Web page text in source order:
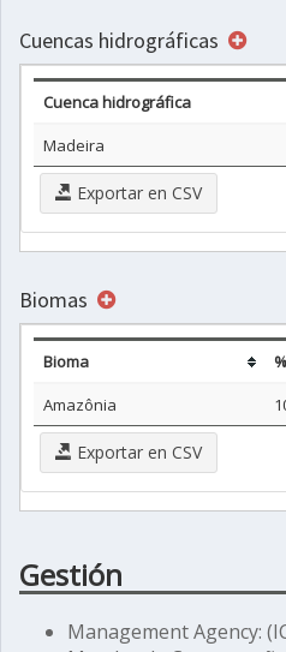
Cuencas hidrográficas
Cuenca hidrográfica
Madeira
Exportar en CSV
Biomas
Bioma
Amazônia
Exportar en CSV
Gestión
Management Agency: